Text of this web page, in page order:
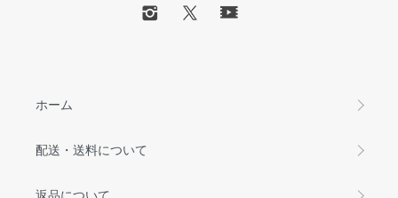
ホーム
配送・送料について
返品について